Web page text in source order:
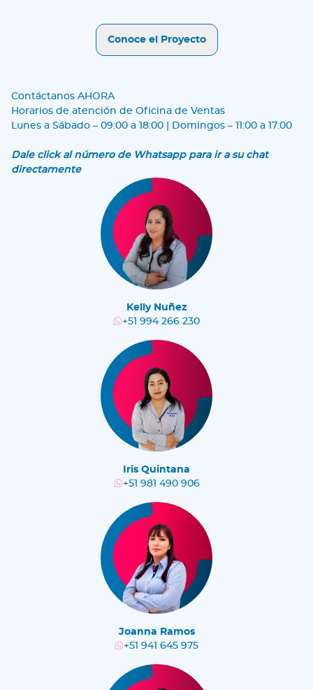
Conoce el Proyecto
Contáctanos AHORA
Horarios de atención de Oficina de Ventas
Lunes a Sábado – 09:00 a 18:00 | Domingos – 11:00 a 17:00
Dale click al número de Whatsapp para ir a su chat
directamente
Kelly Nuñez
+51 994 266 230
Iris Quintana
+51 981 490 906
Joanna Ramos
+51 941 645 975